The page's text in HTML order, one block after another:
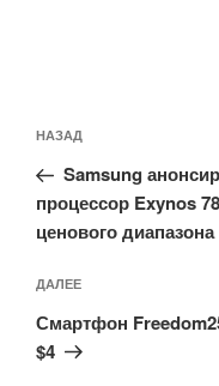
по
записям
Предыдущая
запись:
НАЗАД
Samsung
процессор Exynos
ценового диапазона
Следующая
запись
ДАЛЕЕ
Смартфон
$4